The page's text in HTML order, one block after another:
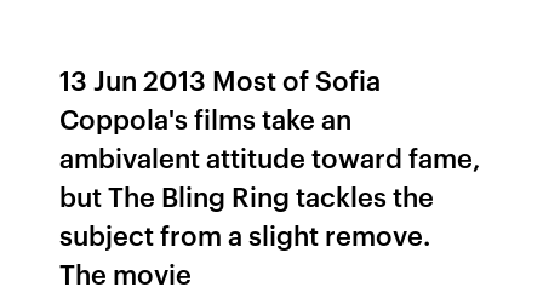
13 Jun 2013 Most of Sofia
Coppola's films take an
ambivalent attitude toward fame,
but The Bling Ring tackles the
subject from a slight remove.
The movie